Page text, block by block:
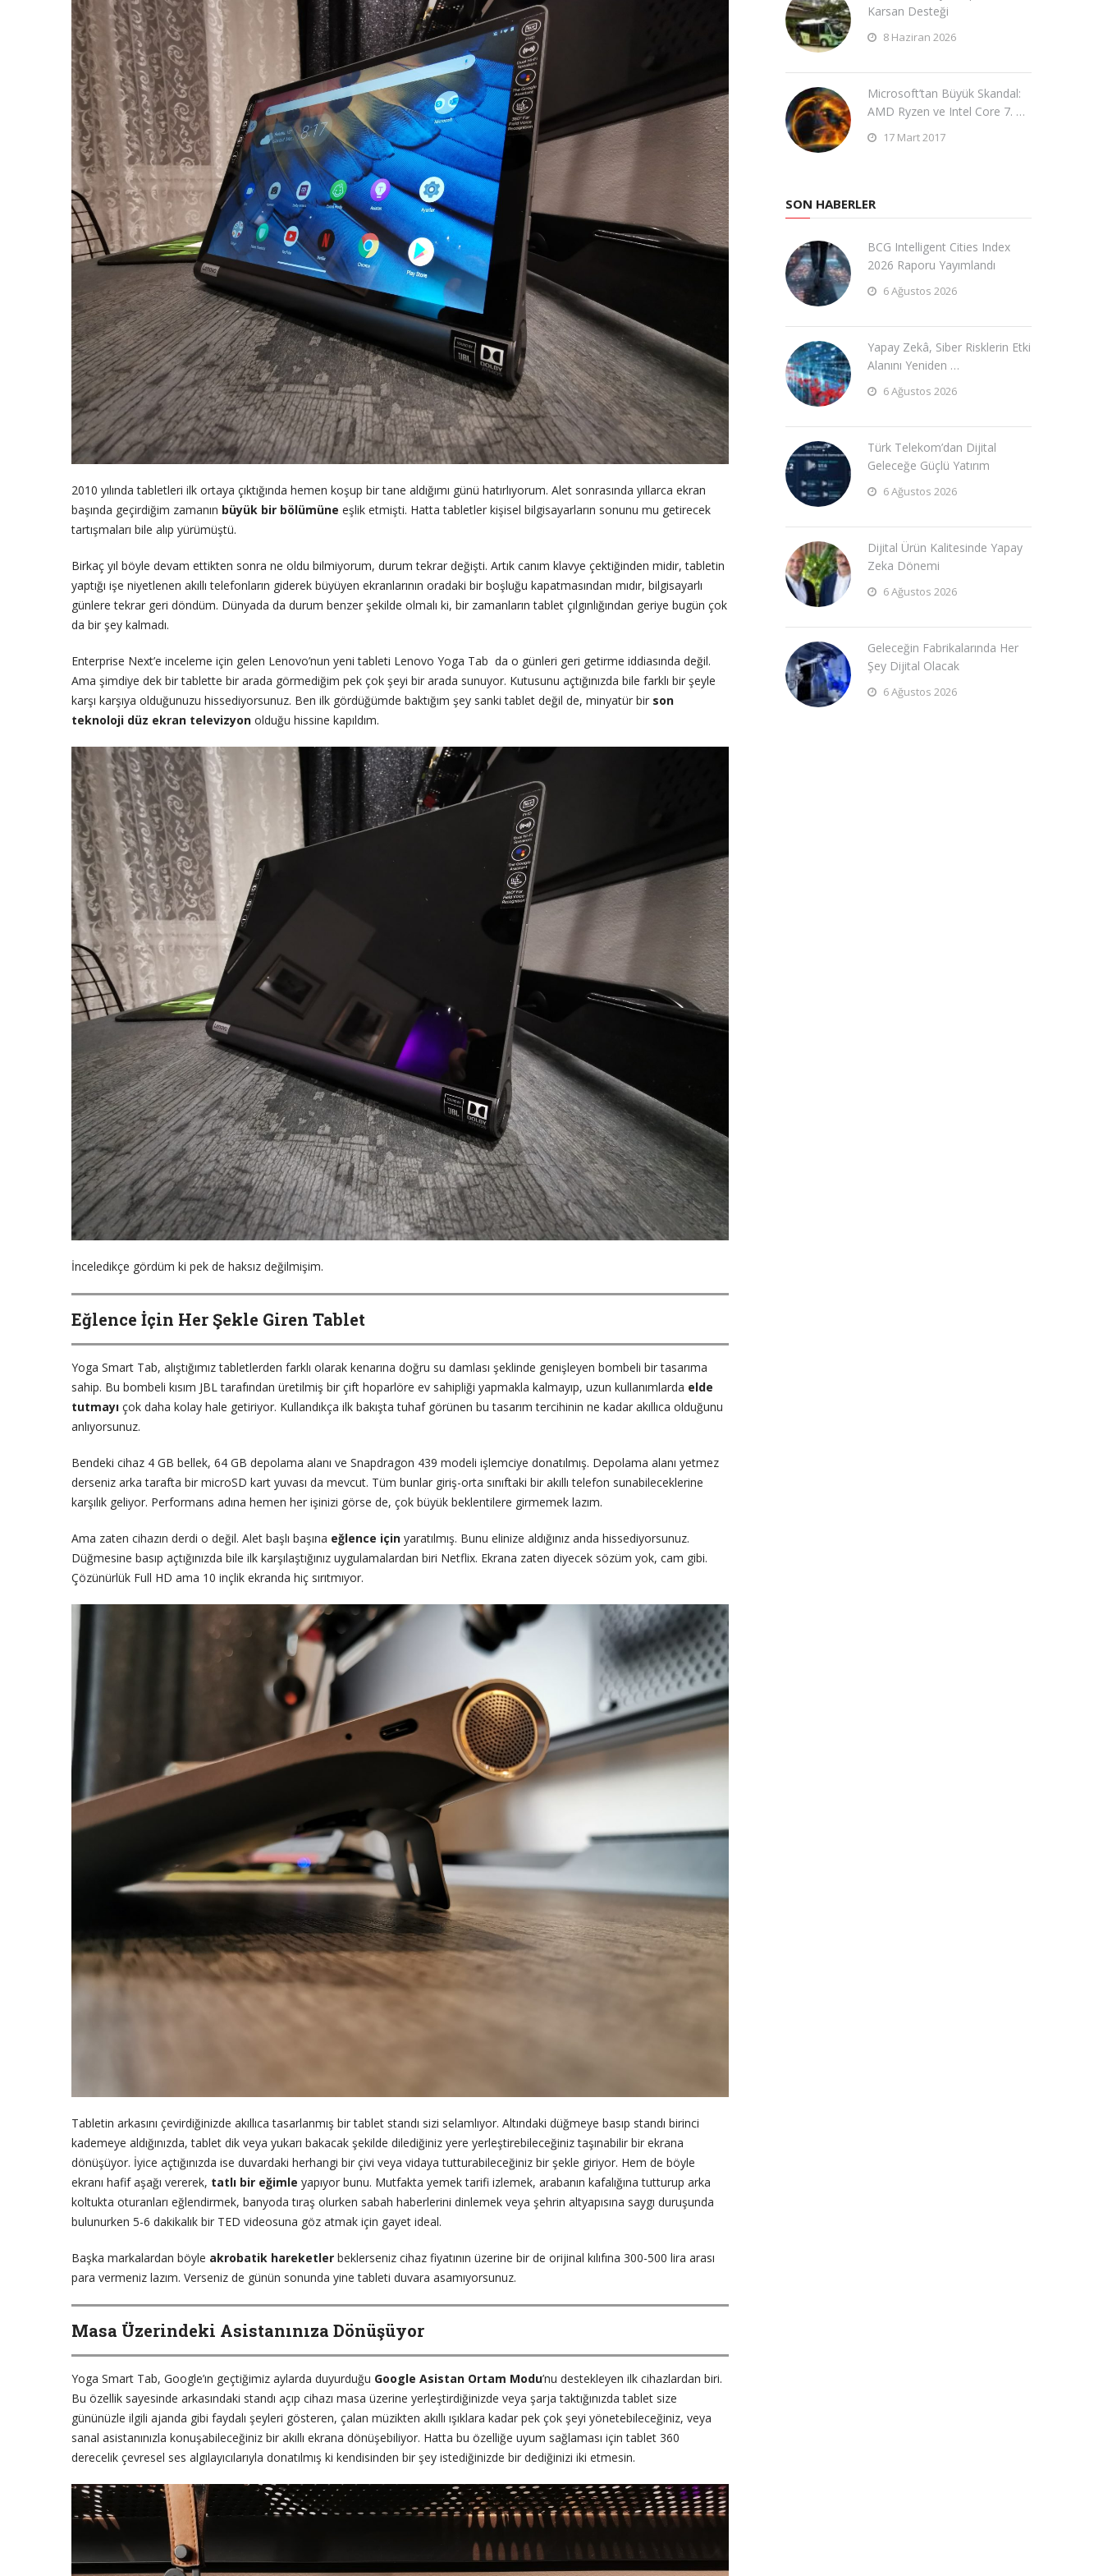
2010 yılında tabletleri ilk ortaya çıktığında hemen koşup bir tane aldığımı günü hatırlıyorum. Alet sonrasında yıllarca ekran
başında geçirdiğim zamanın büyük bir bölümüne eşlik etmişti. Hatta tabletler kişisel bilgisayarların sonunu mu getirecek
tartışmaları bile alıp yürümüştü.
Birkaç yıl böyle devam ettikten sonra ne oldu bilmiyorum, durum tekrar değişti. Artık canım klavye çektiğinden midir, tabletin
yaptığı işe niyetlenen akıllı telefonların giderek büyüyen ekranlarının oradaki bir boşluğu kapatmasından mıdır, bilgisayarlı
günlere tekrar geri döndüm. Dünyada da durum benzer şekilde olmalı ki, bir zamanların tablet çılgınlığından geriye bugün çok
da bir şey kalmadı.
Enterprise Next’e inceleme için gelen Lenovo’nun yeni tableti Lenovo Yoga Tab da o günleri geri getirme iddiasında değil.
Ama şimdiye dek bir tablette bir arada görmediğim pek çok şeyi bir arada sunuyor. Kutusunu açtığınızda bile farklı bir şeyle
karşı karşıya olduğunuzu hissediyorsunuz. Ben ilk gördüğümde baktığım şey sanki tablet değil de, minyatür bir son
teknoloji düz ekran televizyon olduğu hissine kapıldım.
İnceledikçe gördüm ki pek de haksız değilmişim.
Eğlence İçin Her Şekle Giren Tablet
Yoga Smart Tab, alıştığımız tabletlerden farklı olarak kenarına doğru su damlası şeklinde genişleyen bombeli bir tasarıma
sahip. Bu bombeli kısım JBL tarafından üretilmiş bir çift hoparlöre ev sahipliği yapmakla kalmayıp, uzun kullanımlarda elde
tutmayı çok daha kolay hale getiriyor. Kullandıkça ilk bakışta tuhaf görünen bu tasarım tercihinin ne kadar akıllıca olduğunu
anlıyorsunuz.
Bendeki cihaz 4 GB bellek, 64 GB depolama alanı ve Snapdragon 439 modeli işlemciye donatılmış. Depolama alanı yetmez
derseniz arka tarafta bir microSD kart yuvası da mevcut. Tüm bunlar giriş-orta sınıftaki bir akıllı telefon sunabileceklerine
karşılık geliyor. Performans adına hemen her işinizi görse de, çok büyük beklentilere girmemek lazım.
Ama zaten cihazın derdi o değil. Alet başlı başına eğlence için yaratılmış. Bunu elinize aldığınız anda hissediyorsunuz.
Düğmesine basıp açtığınızda bile ilk karşılaştığınız uygulamalardan biri Netflix. Ekrana zaten diyecek sözüm yok, cam gibi.
Çözünürlük Full HD ama 10 inçlik ekranda hiç sırıtmıyor.
Tabletin arkasını çevirdiğinizde akıllıca tasarlanmış bir tablet standı sizi selamlıyor. Altındaki düğmeye basıp standı birinci
kademeye aldığınızda, tablet dik veya yukarı bakacak şekilde dilediğiniz yere yerleştirebileceğiniz taşınabilir bir ekrana
dönüşüyor. İyice açtığınızda ise duvardaki herhangi bir çivi veya vidaya tutturabileceğiniz bir şekle giriyor. Hem de böyle
ekranı hafif aşağı vererek, tatlı bir eğimle yapıyor bunu. Mutfakta yemek tarifi izlemek, arabanın kafalığına tutturup arka
koltukta oturanları eğlendirmek, banyoda tıraş olurken sabah haberlerini dinlemek veya şehrin altyapısına saygı duruşunda
bulunurken 5-6 dakikalık bir TED videosuna göz atmak için gayet ideal.
Başka markalardan böyle akrobatik hareketler beklerseniz cihaz fiyatının üzerine bir de orijinal kılıfına 300-500 lira arası
para vermeniz lazım. Verseniz de günün sonunda yine tableti duvara asamıyorsunuz.
Masa Üzerindeki Asistanınıza Dönüşüyor
Yoga Smart Tab, Google’ın geçtiğimiz aylarda duyurduğu Google Asistan Ortam Modu’nu destekleyen ilk cihazlardan biri.
Bu özellik sayesinde arkasındaki standı açıp cihazı masa üzerine yerleştirdiğinizde veya şarja taktığınızda tablet size
gününüzle ilgili ajanda gibi faydalı şeyleri gösteren, çalan müzikten akıllı ışıklara kadar pek çok şeyi yönetebileceğiniz, veya
sanal asistanınızla konuşabileceğiniz bir akıllı ekrana dönüşebiliyor. Hatta bu özelliğe uyum sağlaması için tablet 360
derecelik çevresel ses algılayıcılarıyla donatılmış ki kendisinden bir şey istediğinizde bir dediğinizi iki etmesin.
Karsan Desteği
8 Haziran 2026
Microsoft’tan Büyük Skandal:
AMD Ryzen ve Intel Core 7. …
17 Mart 2017
SON HABERLER
BCG Intelligent Cities Index
2026 Raporu Yayımlandı
6 Ağustos 2026
Yapay Zekâ, Siber Risklerin Etki
Alanını Yeniden …
6 Ağustos 2026
Türk Telekom’dan Dijital
Geleceğe Güçlü Yatırım
6 Ağustos 2026
Dijital Ürün Kalitesinde Yapay
Zeka Dönemi
6 Ağustos 2026
Geleceğin Fabrikalarında Her
Şey Dijital Olacak
6 Ağustos 2026